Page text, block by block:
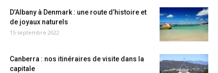
D’Albany à Denmark : une route d’histoire et
de joyaux naturels
15 septembre 2022
Canberra : nos itinéraires de visite dans la
capitale